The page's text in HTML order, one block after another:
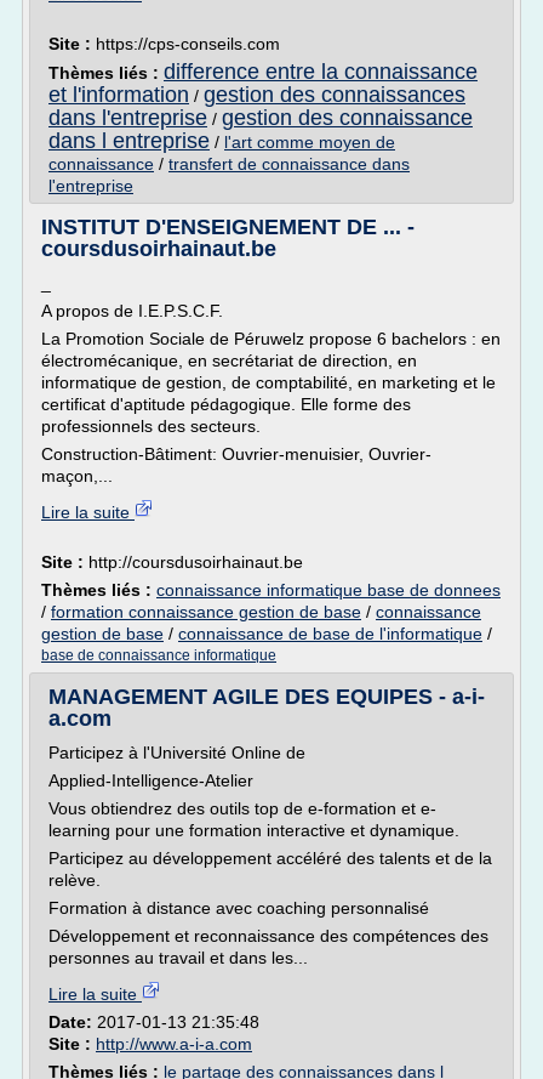
Site : https://cps-conseils.com
Thèmes liés : difference entre la connaissance
et l'information / gestion des connaissances
dans l'entreprise / gestion des connaissance
dans l entreprise / l'art comme moyen de
connaissance / transfert de connaissance dans
l'entreprise
INSTITUT D'ENSEIGNEMENT DE ... -
coursdusoirhainaut.be
A propos de I.E.P.S.C.F.
La Promotion Sociale de Péruwelz propose 6 bachelors : en
électromécanique, en secrétariat de direction, en
informatique de gestion, de comptabilité, en marketing et le
certificat d'aptitude pédagogique. Elle forme des
professionnels des secteurs.
Construction-Bâtiment: Ouvrier-menuisier, Ouvrier-
maçon,...
Lire la suite
Site : http://coursdusoirhainaut.be
Thèmes liés : connaissance informatique base de donnees
/ formation connaissance gestion de base / connaissance
gestion de base / connaissance de base de l'informatique /
base de connaissance informatique
MANAGEMENT AGILE DES EQUIPES - a-i-
a.com
Participez à l'Université Online de
Applied-Intelligence-Atelier
Vous obtiendrez des outils top de e-formation et e-
learning pour une formation interactive et dynamique.
Participez au développement accéléré des talents et de la
relève.
Formation à distance avec coaching personnalisé
Développement et reconnaissance des compétences des
personnes au travail et dans les...
Lire la suite
Date: 2017-01-13 21:35:48
Site : http://www.a-i-a.com
Thèmes liés : le partage des connaissances dans l